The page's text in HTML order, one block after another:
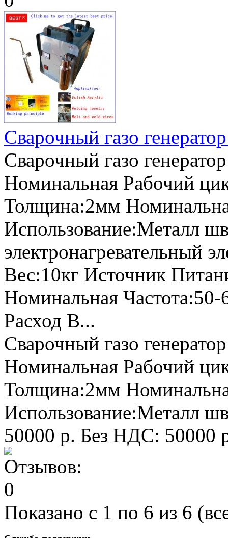
Сварочный газо
Сварочный газо
Номинальная Рабочий
Толщина:2мм
Использование:Металл
электронагревательный
Вес:10кг Источник
Номинальная
Расход В...
Сварочный газо
Номинальная Рабочий
Толщина:2мм
Использование:Металл
50000 р. Без НДС: 50000
Показано с 1 по 6 из 6